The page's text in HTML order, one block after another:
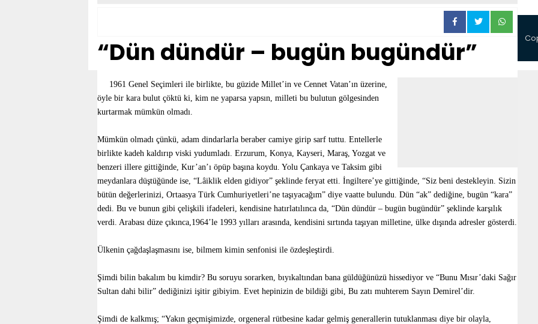
“Dün dündür – bugün bugündür”
1961 Genel Seçimleri ile birlikte, bu güzide Millet’in ve Cennet Vatan’ın üzerine,
öyle bir kara bulut çöktü ki, kim ne yaparsa yapsın, milleti bu bulutun gölgesinden
kurtarmak mümkün olmadı.
Mümkün olmadı çünkü, adam dindarlarla beraber camiye girip sarf tuttu. Entellerle
birlikte kadeh kaldırıp viski yudumladı. Erzurum, Konya, Kayseri, Maraş, Yozgat ve
benzeri illere gittiğinde, Kur’an’ı öpüp başına koydu. Yolu Çankaya ve Taksim gibi
meydanlara düştüğünde ise, “Lâiklik elden gidiyor” şeklinde feryat etti. İngiltere’ye gittiğinde, “Siz beni destekleyin. Sizin
bütün değerlerinizi, Ortaasya Türk Cumhuriyetleri’ne taşıyacağım” diye vaatte bulundu. Dün “ak” dediğine, bugün “kara”
dedi. Bu ve bunun gibi çelişkili ifadeleri, kendisine hatırlatılınca da, “Dün dündür – bugün bugündür” şeklinde karşılık
verdi. Arabası düze çıkınca,1964’le 1993 yılları arasında, kendisini sırtında taşıyan milletine, ülke dışında adresler gösterdi.
Ülkenin çağdaşlaşmasını ise, bilmem kimin senfonisi ile özdeşleştirdi.
Şimdi bilin bakalım bu kimdir? Bu soruyu sorarken, bıyıkaltından bana güldüğünüzü hissediyor ve “Bunu Mısır’daki Sağır
Sultan dahi bilir” dediğinizi işitir gibiyim. Evet hepinizin de bildiği gibi, Bu zatı muhterem Sayın Demirel’dir.
Şimdi de kalkmış; “Yakın geçmişimizde, orgeneral rütbesine kadar gelmiş generallerin tutuklanması diye bir olayla,